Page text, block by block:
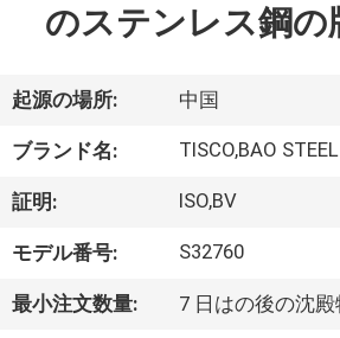
ダ
ク
ト
私
のステンレス鋼の
起源の場所: 中国
ブランド名: TISCO,BAO STEEL
証明: ISO,BV
モデル番号: S32760
最小注文数量: 7 日はの後の沈